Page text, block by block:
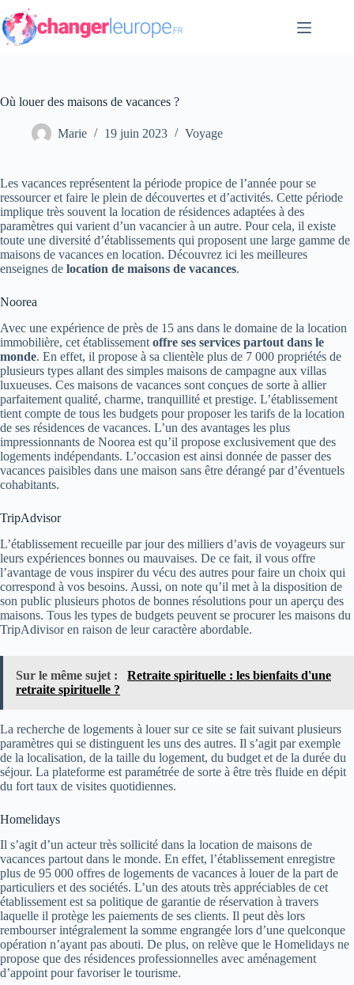
Passer
au
contenu
Où louer des maisons de vacances ?
Marie 19 juin 2023 Voyage
Les vacances représentent la période propice de l’année pour se
ressourcer et faire le plein de découvertes et d’activités. Cette période
implique très souvent la location de résidences adaptées à des
paramètres qui varient d’un vacancier à un autre. Pour cela, il existe
toute une diversité d’établissements qui proposent une large gamme de
maisons de vacances en location. Découvrez ici les meilleures
enseignes de location de maisons de vacances.
Noorea
Avec une expérience de près de 15 ans dans le domaine de la location
immobilière, cet établissement offre ses services partout dans le
monde. En effet, il propose à sa clientèle plus de 7 000 propriétés de
plusieurs types allant des simples maisons de campagne aux villas
luxueuses. Ces maisons de vacances sont conçues de sorte à allier
parfaitement qualité, charme, tranquillité et prestige. L’établissement
tient compte de tous les budgets pour proposer les tarifs de la location
de ses résidences de vacances. L’un des avantages les plus
impressionnants de Noorea est qu’il propose exclusivement que des
logements indépendants. L’occasion est ainsi donnée de passer des
vacances paisibles dans une maison sans être dérangé par d’éventuels
cohabitants.
TripAdvisor
L’établissement recueille par jour des milliers d’avis de voyageurs sur
leurs expériences bonnes ou mauvaises. De ce fait, il vous offre
l’avantage de vous inspirer du vécu des autres pour faire un choix qui
correspond à vos besoins. Aussi, on note qu’il met à la disposition de
son public plusieurs photos de bonnes résolutions pour un aperçu des
maisons. Tous les types de budgets peuvent se procurer les maisons du
TripAdivisor en raison de leur caractère abordable.
Sur le même sujet :
Retraite spirituelle : les bienfaits d'une
retraite spirituelle ?
La recherche de logements à louer sur ce site se fait suivant plusieurs
paramètres qui se distinguent les uns des autres. Il s’agit par exemple
de la localisation, de la taille du logement, du budget et de la durée du
séjour. La plateforme est paramétrée de sorte à être très fluide en dépit
du fort taux de visites quotidiennes.
Homelidays
Il s’agit d’un acteur très sollicité dans la location de maisons de
vacances partout dans le monde. En effet, l’établissement enregistre
plus de 95 000 offres de logements de vacances à louer de la part de
particuliers et des sociétés. L’un des atouts très appréciables de cet
établissement est sa politique de garantie de réservation à travers
laquelle il protège les paiements de ses clients. Il peut dès lors
rembourser intégralement la somme engrangée lors d’une quelconque
opération n’ayant pas abouti. De plus, on relève que le Homelidays ne
propose que des résidences professionnelles avec aménagement
d’appoint pour favoriser le tourisme.